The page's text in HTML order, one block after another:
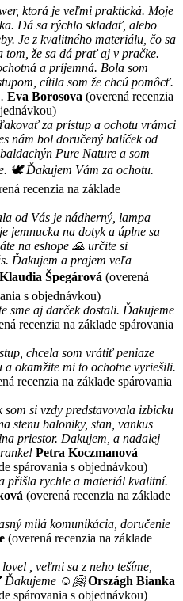
ktorá je veľmi praktická. Moje
Dá sa rýchlo skladať, alebo
Je z kvalitného materiálu, čo sa
tom, že sa dá prať aj v pračke.
a príjemná. Bola som
cítila som že chcú pomôcť.
Eva Borosova (overená recenzia
za prístup a ochotu vrámci
nám bol doručený balíček od
Pure Nature a som
🕊 Ďakujem Vám za ochotu.
recenzia na základe
od Vás je nádherný, lampa
jemnucka na dotyk a úplne sa
na eshope 🙏 určite si
Ďakujem a prajem veľa
Klaudia Špegárová (overená
s objednávkou)
sme aj darček dostali. Ďakujeme
recenzia na základe spárovania
chcela som vrátiť peniaze
a okamžite mi to ochotne vyriešili.
recenzia na základe spárovania
si vzdy predstavovala izbicku
stenu baloniky, stan, vankus
priestor. Dakujem, a nadalej
Petra Koczmanová
spárovania s objednávkou)
přišla rychle a materiál kvalitní.
(overená recenzia na základe
milá komunikácia, doručenie
(overená recenzia na základe
, veľmi sa z neho tešíme,
Ďakujeme ☺️🤗 Országh Bianka
spárovania s objednávkou)